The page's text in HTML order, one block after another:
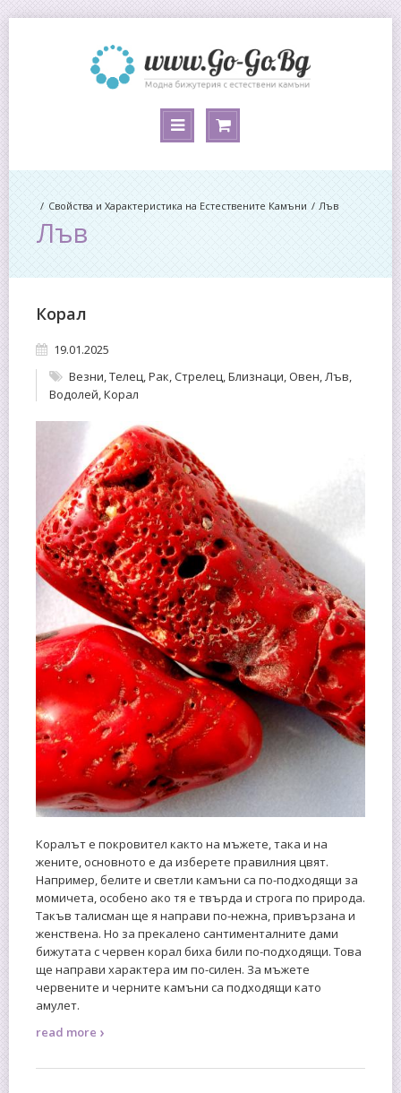
Свойства и Характеристика на Естествените Камъни Лъв
Лъв
Корал
19.01.2025
Везни,Телец,Рак,Стрелец,Близнаци,Овен,Лъв,
Водолей,Корал
Коралът е покровител както на мъжете, така и на
жените, основното е да изберете правилния цвят.
Например, белите и светли камъни са по-подходящи за
момичета, особено ако тя е твърда и строга по природа.
Такъв талисман ще я направи по-нежна, привързана и
женствена. Но за прекалено сантименталните дами
бижутата с червен корал биха били по-подходящи. Това
ще направи характера им по-силен. За мъжете
червените и черните камъни са подходящи като
амулет.
read more ›